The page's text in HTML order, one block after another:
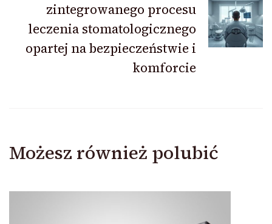
zintegrowanego procesu
leczenia stomatologicznego
opartej na bezpieczeństwie i
komforcie
Możesz również polubić